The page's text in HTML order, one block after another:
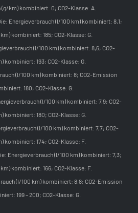
(g/km) kombiniert: 0; CO2-Klasse: A.
Energieverbrauch (l/100 km) kombiniert: 8,1;
kombiniert: 185; CO2-Klasse: G.
(l/100 km) kombiniert: 8,6; CO2-
kombiniert: 193; CO2-Klasse: G.
(l/100 km) kombiniert: 8; CO2-Emission
180; CO2-Klasse: G.
(l/100 km) kombiniert: 7,9; CO2-
kombiniert: 180; CO2-Klasse: G.
(l/100 km) kombiniert: 7,7; CO2-
kombiniert: 174; CO2-Klasse: F.
Energieverbrauch (l/100 km) kombiniert: 7,3;
kombiniert: 166; CO2-Klasse: F.
(l/100 km) kombiniert: 8,8; CO2-Emission
199 – 200; CO2-Klasse: G.